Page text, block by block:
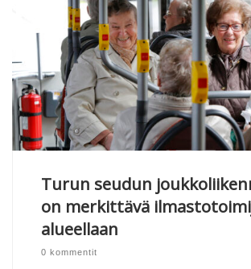
Turun seudun
on merkittävä
alueellaan
0 kommentit